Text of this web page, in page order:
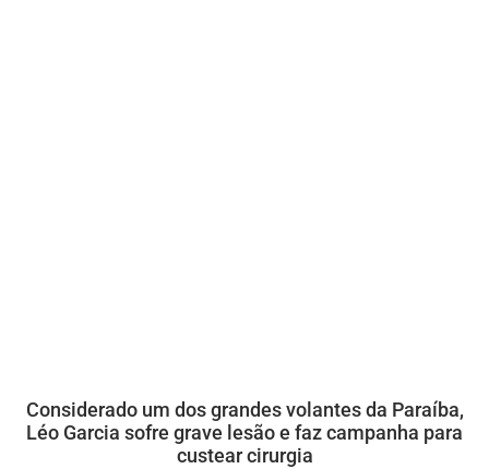
Considerado um dos grandes volantes da Paraíba,
Léo Garcia sofre grave lesão e faz campanha para
custear cirurgia